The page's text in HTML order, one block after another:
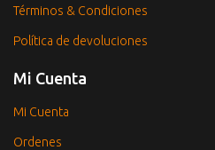
Términos & Condiciones
Política de devoluciones
Mi Cuenta
Mi Cuenta
Ordenes